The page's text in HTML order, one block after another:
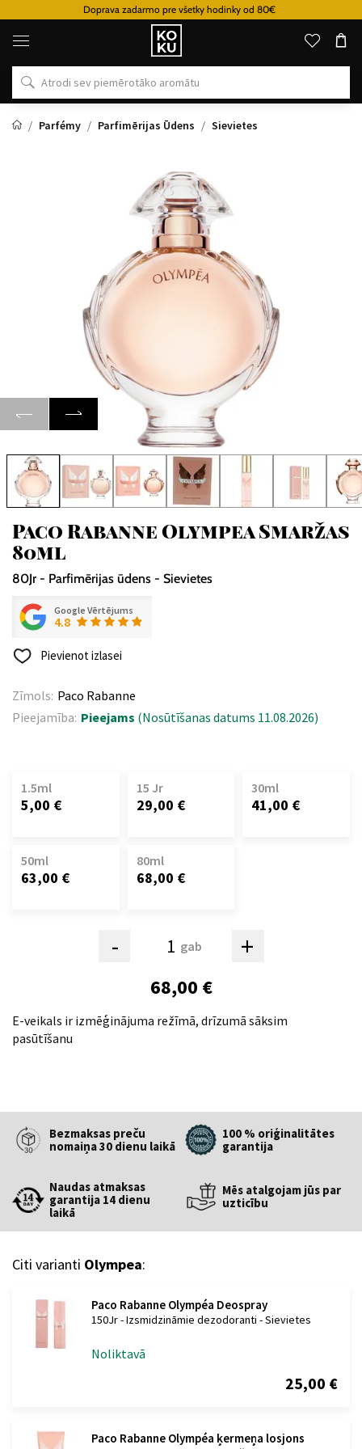
Doprava zadarmo pre všetky hodinky od 80€
Oriģinālie
parfimērijas
izstrādājumi
un
pulksteņi
vietā
Parfémy
Parfimērijas Ūdens Sievietes
Paco Rabanne Olympea Smaržas
80ml
80Jr - Parfimērijas ūdens - Sievietes
Google Vērtējums
4.8
Pievienot izlasei
Zīmols: Paco Rabanne
Pieejamība: Pieejams (Nosūtīšanas datums 11.08.2026)
- gab +
1.5ml
5,00 €
15 Jr
29,00 €
30ml
41,00 €
50ml
63,00 €
80ml
68,00 €
68,00 €
E-veikals ir izmēģinājuma režīmā, drīzumā sāksim
pasūtīšanu
Bezmaksas preču
nomaiņa 30 dienu laikā
100 % oriģinalitātes
garantija
Naudas atmaksas
garantija 14 dienu
laikā
Mēs atalgojam jūs par
uzticību
Citi varianti Olympea:
Paco Rabanne Olympéa Deospray
150Jr - Izsmidzināmie dezodoranti - Sievietes
Noliktavā
25,00 €
Paco Rabanne Olympéa ķermeņa losjons